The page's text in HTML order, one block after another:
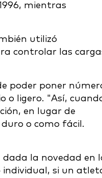
mientras
utilizó
controlar las
poder poner
o ligero. "Así,
en lugar de
o como fácil.
la novedad en
individual, si un